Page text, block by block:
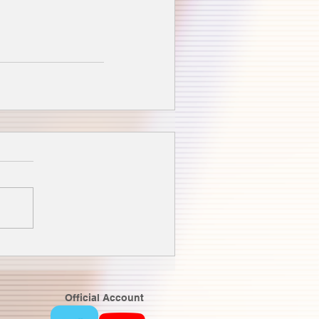
Official Account